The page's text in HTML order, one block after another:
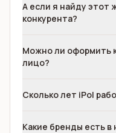
А если я найду этот
конкурента?
Можно ли оформить
лицо?
Сколько лет iPol
Какие бренды есть